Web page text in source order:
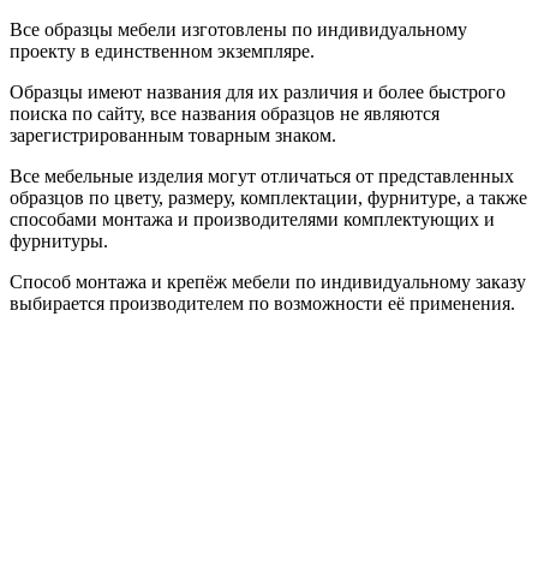
Все образцы мебели изготовлены по индивидуальному
проекту в единственном экземпляре.
Образцы имеют названия для их различия и более быстрого
поиска по сайту, все названия образцов не являются
зарегистрированным товарным знаком.
Все мебельные изделия могут отличаться от представленных
образцов по цвету, размеру, комплектации, фурнитуре, а также
способами монтажа и производителями комплектующих и
фурнитуры.
Способ монтажа и крепёж мебели по индивидуальному заказу
выбирается производителем по возможности её применения.